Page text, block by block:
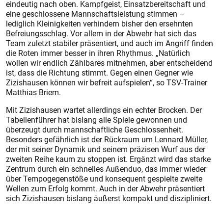
eindeutig nach oben. Kampfgeist, Einsatzbereitschaft und
eine geschlossene Mannschaftsleistung stimmen –
lediglich Kleinigkeiten verhindern bisher den ersehnten
Befreiungsschlag. Vor allem in der Abwehr hat sich das
Team zuletzt stabiler präsentiert, und auch im Angriff finden
die Roten immer besser in ihren Rhythmus. „Natürlich
wollen wir endlich Zählbares mitnehmen, aber entscheidend
ist, dass die Richtung stimmt. Gegen einen Gegner wie
Zizishausen können wir befreit aufspielen“, so TSV-Trainer
Matthias Briem.
Mit Zizishausen wartet allerdings ein echter Brocken. Der
Tabellenführer hat bislang alle Spiele gewonnen und
überzeugt durch mannschaftliche Geschlossenheit.
Besonders gefährlich ist der Rückraum um Lennard Müller,
der mit seiner Dynamik und seinem präzisen Wurf aus der
zweiten Reihe kaum zu stoppen ist. Ergänzt wird das starke
Zentrum durch ein schnelles Außenduo, das immer wieder
über Tempogegenstöße und konsequent gespielte zweite
Wellen zum Erfolg kommt. Auch in der Abwehr präsentiert
sich Zizishausen bislang äußerst kompakt und diszipliniert.